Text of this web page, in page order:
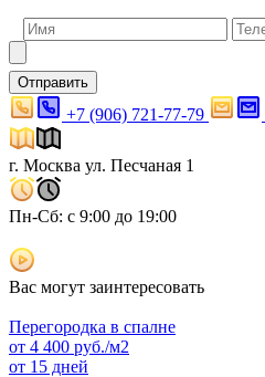
Отправить
+7 (906) 721-77-79
г. Москва ул. Песчаная 1
Пн-Сб: с 9:00 до 19:00
Вас могут заинтересовать
Перегородка в спалне
от 4 400 руб./м2
от 15 дней